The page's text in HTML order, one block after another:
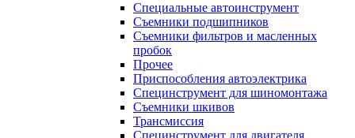
Специальные автоинструмент
Съемники подшипников
Съемники фильтров и масленных
пробок
Прочее
Приспособления автоэлектрика
Специнструмент для шиномонтажа
Съемники шкивов
Трансмиссия
Специнструмент для двигателя